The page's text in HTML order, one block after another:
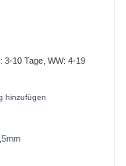
3-10 Tage, WW: 4-19
hinzufügen